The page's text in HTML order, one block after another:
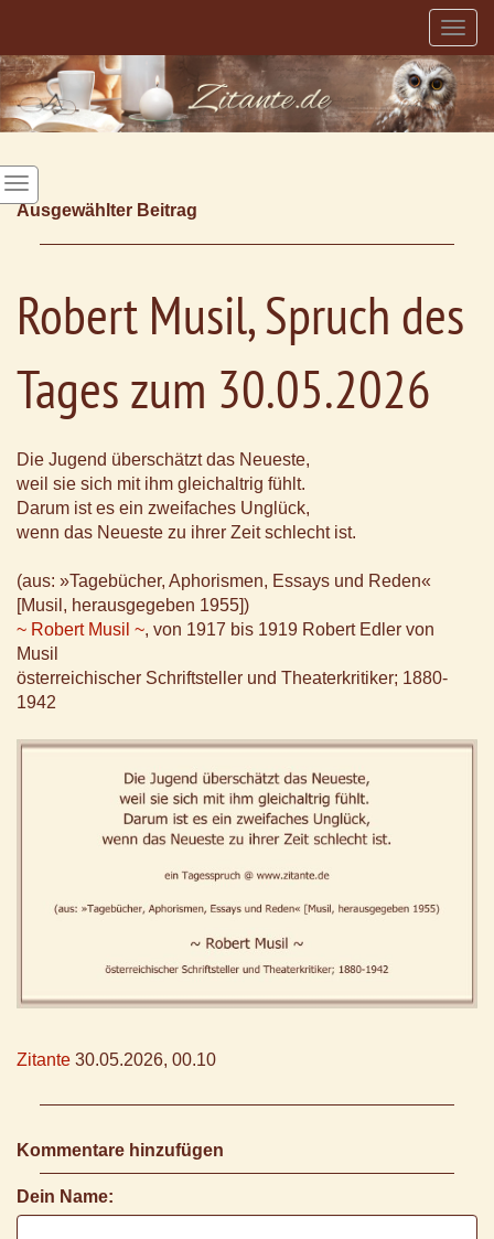
Ausgewählter Beitrag
Robert Musil, Spruch des
Tages zum 30.05.2026
Die Jugend überschätzt das Neueste,
weil sie sich mit ihm gleichaltrig fühlt.
Darum ist es ein zweifaches Unglück,
wenn das Neueste zu ihrer Zeit schlecht ist.
(aus: »Tagebücher, Aphorismen, Essays und Reden«
[Musil, herausgegeben 1955])
~ Robert Musil ~, von 1917 bis 1919 Robert Edler von
Musil
österreichischer Schriftsteller und Theaterkritiker; 1880-
1942
Zitante 30.05.2026, 00.10
Kommentare hinzufügen
Dein Name: